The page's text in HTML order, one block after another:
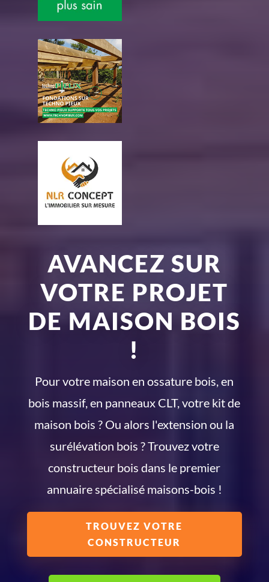
AVANCEZ SUR
VOTRE PROJET
DE MAISON BOIS
!
Pour votre maison en ossature bois, en
bois massif, en panneaux CLT, votre kit de
maison bois ? Ou alors l'extension ou la
surélévation bois ? Trouvez votre
constructeur bois dans le premier
annuaire spécialisé maisons-bois !
TROUVEZ VOTRE
CONSTRUCTEUR